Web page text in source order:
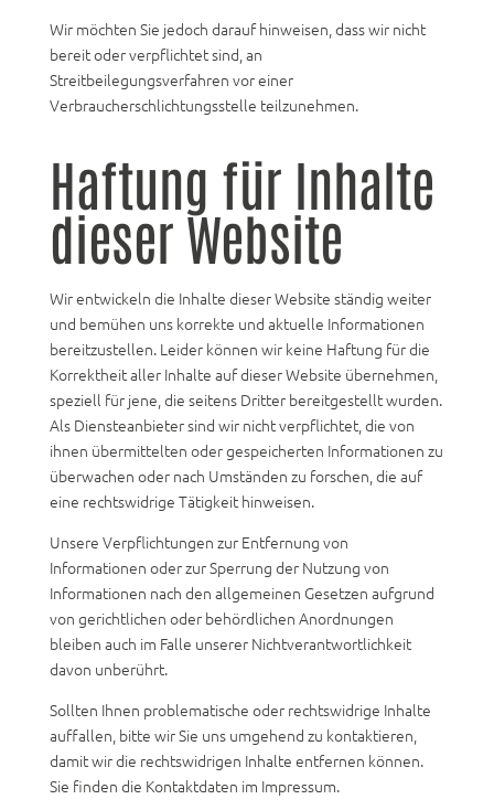
Wir möchten Sie jedoch darauf hinweisen, dass wir nicht
bereit oder verpflichtet sind, an
Streitbeilegungsverfahren vor einer
Verbraucherschlichtungsstelle teilzunehmen.
Haftung für Inhalte
dieser Website
Wir entwickeln die Inhalte dieser Website ständig weiter
und bemühen uns korrekte und aktuelle Informationen
bereitzustellen. Leider können wir keine Haftung für die
Korrektheit aller Inhalte auf dieser Website übernehmen,
speziell für jene, die seitens Dritter bereitgestellt wurden.
Als Diensteanbieter sind wir nicht verpflichtet, die von
ihnen übermittelten oder gespeicherten Informationen zu
überwachen oder nach Umständen zu forschen, die auf
eine rechtswidrige Tätigkeit hinweisen.
Unsere Verpflichtungen zur Entfernung von
Informationen oder zur Sperrung der Nutzung von
Informationen nach den allgemeinen Gesetzen aufgrund
von gerichtlichen oder behördlichen Anordnungen
bleiben auch im Falle unserer Nichtverantwortlichkeit
davon unberührt.
Sollten Ihnen problematische oder rechtswidrige Inhalte
auffallen, bitte wir Sie uns umgehend zu kontaktieren,
damit wir die rechtswidrigen Inhalte entfernen können.
Sie finden die Kontaktdaten im Impressum.